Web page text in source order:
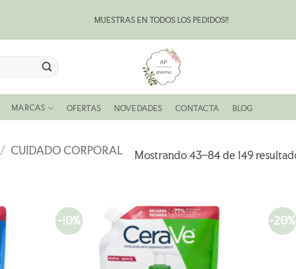
MUESTRAS EN TODOS LOS PEDIDOS!!
MARCAS OFERTAS NOVEDADES CONTACTA BLOG
/ CUIDADO CORPORAL
Mostrando 43–84 de 149
AÑADIR
A LA
LISTA
-10%
AÑADIR
A LA
-20%